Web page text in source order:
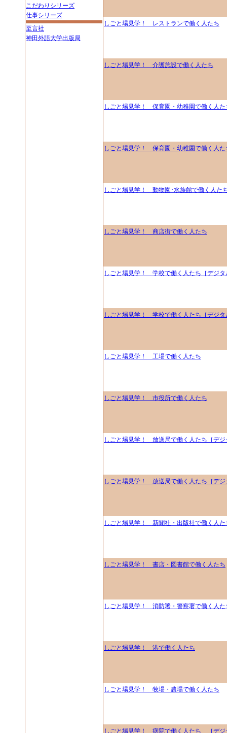
こだわりシリーズ
仕事シリーズ
至言社
神田外語大学出版局
しごと場見学！ レストランで働く人たち
しごと場見学！ 介護施設で働く人たち
しごと場見学！ 保育園・幼稚園で働く人た
しごと場見学！ 保育園・幼稚園で働く人た
しごと場見学！ 動物園･水族館で働く人た
しごと場見学！ 商店街で働く人たち
しごと場見学！ 学校で働く人たち［デジタ
しごと場見学！ 学校で働く人たち［デジタ
しごと場見学！ 工場で働く人たち
しごと場見学！ 市役所で働く人たち
しごと場見学！ 放送局で働く人たち［デジ
しごと場見学！ 放送局で働く人たち［デジ
しごと場見学！ 新聞社・出版社で働く人た
しごと場見学！ 書店・図書館で働く人たち
しごと場見学！ 消防署・警察署で働く人た
しごと場見学！ 港で働く人たち
しごと場見学！ 牧場・農場で働く人たち
しごと場見学！ 病院で働く人たち ［デジ